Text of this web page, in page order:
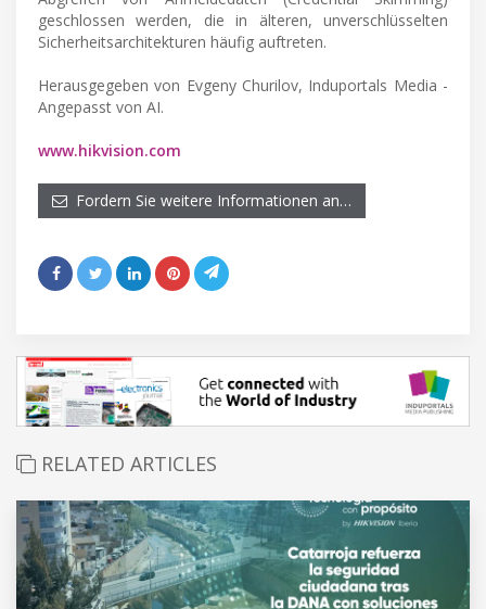
geschlossen werden, die in älteren, unverschlüsselten
Sicherheitsarchitekturen häufig auftreten.
Herausgegeben von Evgeny Churilov, Induportals Media -
Angepasst von AI.
www.hikvision.com
Fordern Sie weitere Informationen an…
RELATED ARTICLES